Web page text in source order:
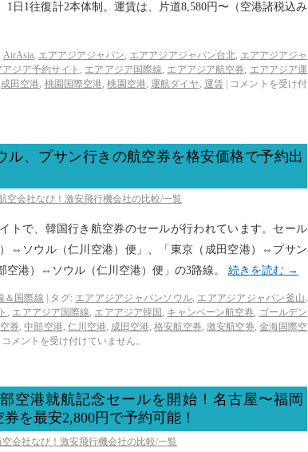
1日1往復計2本体制。運賃は、片道8,580円〜（空港諸税込み
AirAsia, エアアジアジャパン, エアアジアジャパン台北, エアアジアジャ
アジア予約サイト , エアアジア国際線, エアアジア航空券, エアアジア運
成田空港, 桃園国際空港,桃園空港,運航ダイヤ , 運賃
コメントを受け付
ル、プサン行きの航空券を格安価格で予約出
空会社なび！激安飛行機会社の比較/一覧
トで、韓国行き航空券のセールが行われています。セール
⇔ソウル（仁川空港）便」、「東京（成田空港）⇔プサン
空港）⇔ソウル（仁川空港）便」の3路線。 続きを読む →
＆国際線 タグ: エアアジアジャパンソウル, エアアジアジャパン釜山,
, エアアジア国際線, エアアジア韓国 , キャンペーン航空券, ゴールデン
券,中部空港, 仁川空港, 成田空港, 格安航空券, 激安航空券,金海国際空
コメントを受け付けていません。
空港就航記念セールを開始！名古屋〜福岡
を最安2,800円で予約可能！
空会社なび！激安飛行機会社の比較/一覧